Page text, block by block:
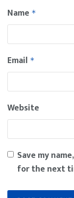
Name *
Email *
Website
Save my
for the next